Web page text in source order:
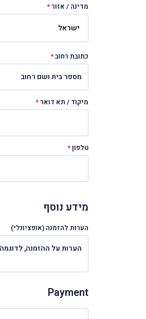
מדינה / אזור*
כתובת רחוב*
מיקוד / תא דואר*
טלפון*
מידע נוסף
הערות להזמנה (אופציונלי)
Payment